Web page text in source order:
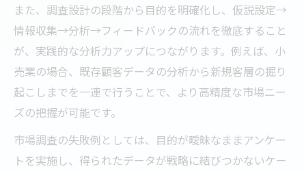
また、調査設計の段階から目的を明確化し、仮説設定→
情報収集→分析→フィードバックの流れを徹底すること
が、実践的な分析力アップにつながります。例えば、小
売業の場合、既存顧客データの分析から新規客層の掘り
起こしまでを一連で行うことで、より高精度な市場ニー
ズの把握が可能です。
市場調査の失敗例としては、目的が曖昧なままアンケー
トを実施し、得られたデータが戦略に結びつかないケー